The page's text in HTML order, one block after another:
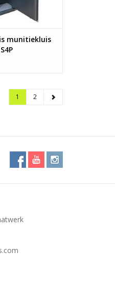
munitiekluis
1 2